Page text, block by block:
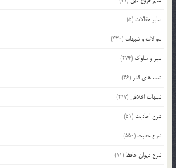
سایر مقالات (5)
سوالات و شبهات (420)
سیر و سلوک (274)
شب های قدر (46)
شبهات اخلاقی (217)
شرح احادیث (51)
شرح حدیث (550)
شرح دیوان حافظ (11)